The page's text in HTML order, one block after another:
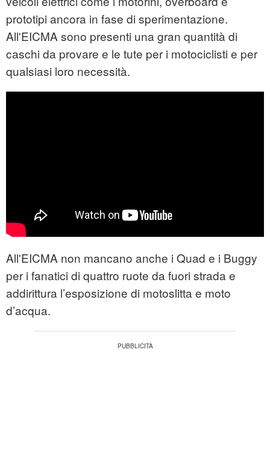
prototipi ancora in fase di sperimentazione.
All'EICMA sono presenti una gran quantità di
caschi da provare e le tute per i motociclisti e per
qualsiasi loro necessità.
All'EICMA non mancano anche i Quad e i Buggy
per i fanatici di quattro ruote da fuori strada e
addirittura l’esposizione di motoslitta e moto
d’acqua.